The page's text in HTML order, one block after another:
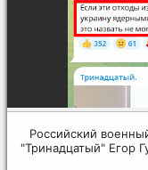
Российский
"Тринадцатый" Егор